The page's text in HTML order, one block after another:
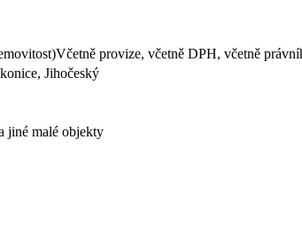
Včetně provize, včetně DPH, včetně
Jihočeský
jiné malé objekty